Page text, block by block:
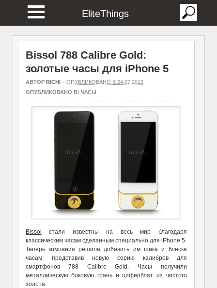
EliteThings
Bissol 788 Calibre Gold:
золотые часы для iPhone 5
АВТОР RICHI– ОПУБЛИКОВАНО В 24.07.2013
ОПУБЛИКОВАНО В: ЧАСЫ
Bissol
стали известны на весь мир благодаря
классическим часам сделанным специально для iPhone 5.
Теперь компания решила добавить им шика и блеска
часам, представив новую серию калибров для
смартфонов 788 Calibre Gold. Часы получили
металлическую боковую грань и циферблат из чистого
золота.